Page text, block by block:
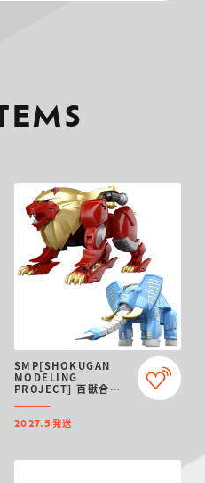
SMP[SHOKUGAN
MODELING
PROJECT] 百獣合体
レファント【再販：
2027年5月発送】
2027.5 発送